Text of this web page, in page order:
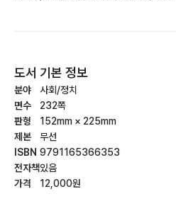
도서 기본 정보
분야
면수
판형
제본
ISBN
전자책
가격
사회/정치
232쪽
152mm × 225mm
무선
9791165366353
있음
12,000원